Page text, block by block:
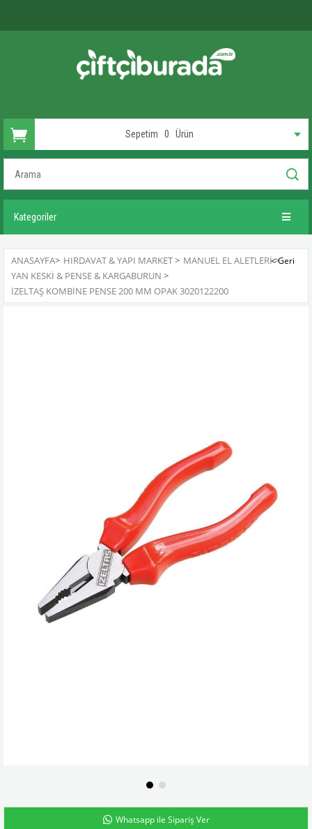
Sepetim 0 Ürün
Kategoriler
ANASAYFA> HIRDAVAT & YAPI MARKET> MANUEL EL ALETLERI>
YAN KESKI & PENSE & KARGABURUN >
İZELTAŞ KOMBINE PENSE 200 MM OPAK 3020122200
Whatsapp ile Sipariş Ver